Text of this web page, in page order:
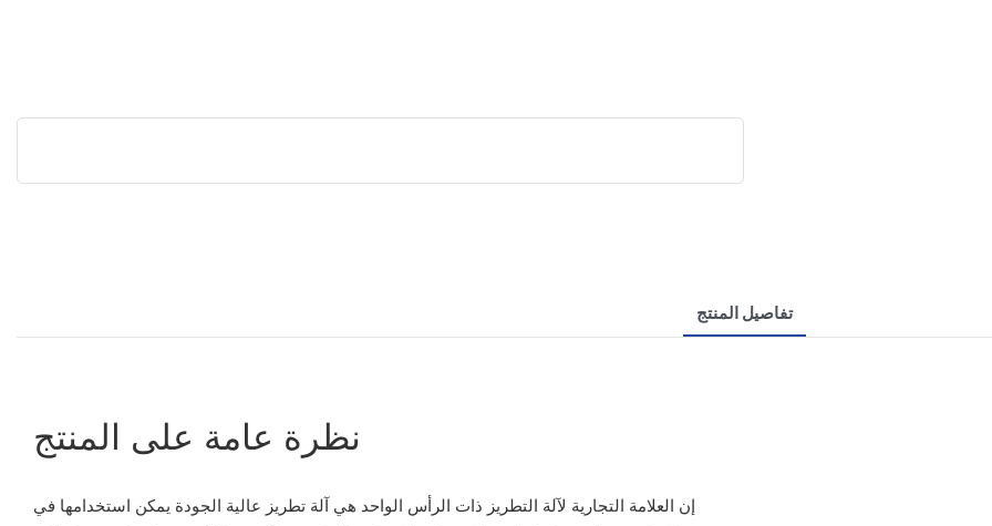
تفاصيل المنتج
نظرة عامة على المنتج
إن العلامة التجارية لآلة التطريز ذات الرأس الواحد هي آلة تطريز عالية الجودة يمكن استخدامها في